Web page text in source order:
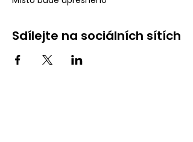
Sdílejte na sociálních sítích